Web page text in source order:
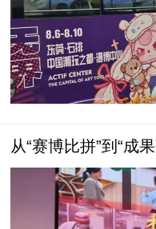
从“赛博比拼”到“成
考又上新高度！